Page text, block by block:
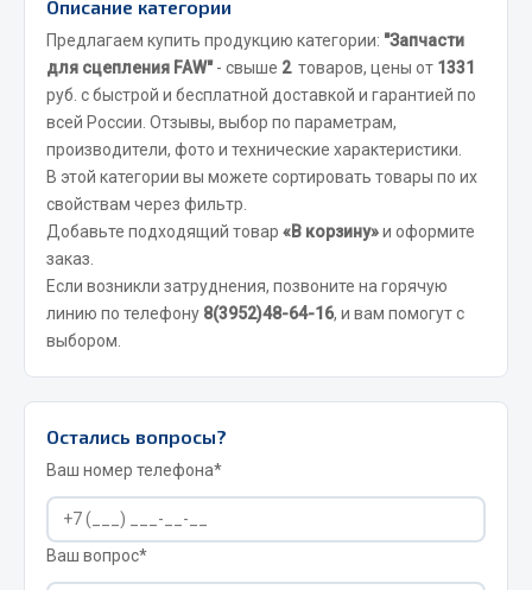
Вентиляторы кабины
Вымпела
Показать ещё
Весь раздел
Смазочные материалы
Масла
Охладжающие жидкости
Технические жидкости
Весь раздел
МЕТИЗЫ
Болты
Описание категории
Предлагаем купить продукцию категории: "Запчасти
для сцепления FAW"- свыше 2 товаров, цены от 1331
руб. с быстрой и бесплатной доставкой и гарантией по
всей России. Отзывы, выбор по параметрам,
производители, фото и технические характеристики.
В этой категории вы можете сортировать товары по их
свойствам через фильтр.
Добавьте подходящий товар «В корзину»и оформите
заказ.
Если возникли затруднения, позвоните на горячую
линию по телефону 8(3952)48-64-16, и вам помогут с
выбором.
Остались вопросы?
Ваш номер телефона*
Ваш вопрос*